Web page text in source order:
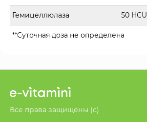
Гемицеллюлаза 50 HCU
**Суточная доза не определена
Все права защищены (с)